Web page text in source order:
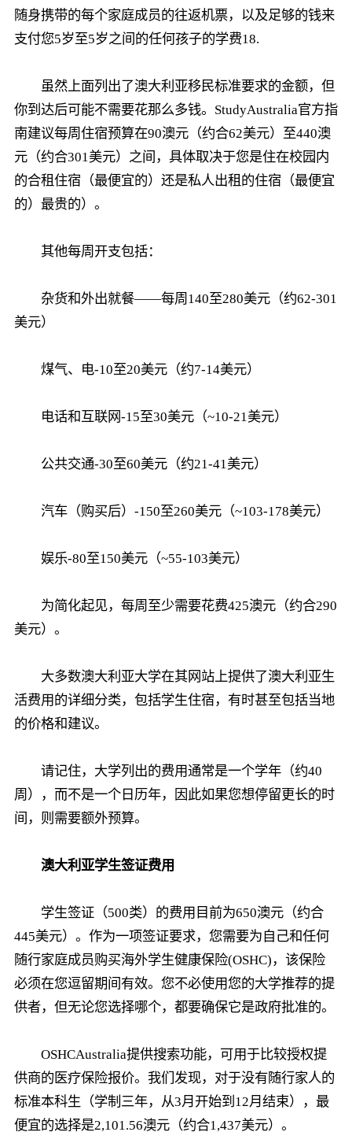
随身携带的每个家庭成员的往返机票，以及足够的钱来
支付您5岁至5岁之间的任何孩子的学费18.
虽然上面列出了澳大利亚移民标准要求的金额，但
你到达后可能不需要花那么多钱。StudyAustralia官方指
南建议每周住宿预算在90澳元（约合62美元）至440澳
元（约合301美元）之间，具体取决于您是住在校园内
的合租住宿（最便宜的）还是私人出租的住宿（最便宜
的）最贵的）。
其他每周开支包括：
杂货和外出就餐——每周140至280美元（约62-301
美元）
煤气、电-10至20美元（约7-14美元）
电话和互联网-15至30美元（~10-21美元）
公共交通-30至60美元（约21-41美元）
汽车（购买后）-150至260美元（~103-178美元）
娱乐-80至150美元（~55-103美元）
为简化起见，每周至少需要花费425澳元（约合290
美元）。
大多数澳大利亚大学在其网站上提供了澳大利亚生
活费用的详细分类，包括学生住宿，有时甚至包括当地
的价格和建议。
请记住，大学列出的费用通常是一个学年（约40
周），而不是一个日历年，因此如果您想停留更长的时
间，则需要额外预算。
澳大利亚学生签证费用
学生签证（500类）的费用目前为650澳元（约合
445美元）。作为一项签证要求，您需要为自己和任何
随行家庭成员购买海外学生健康保险(OSHC)，该保险
必须在您逗留期间有效。您不必使用您的大学推荐的提
供者，但无论您选择哪个，都要确保它是政府批准的。
OSHCAustralia提供搜索功能，可用于比较授权提
供商的医疗保险报价。我们发现，对于没有随行家人的
标准本科生（学制三年，从3月开始到12月结束），最
便宜的选择是2,101.56澳元（约合1,437美元）。